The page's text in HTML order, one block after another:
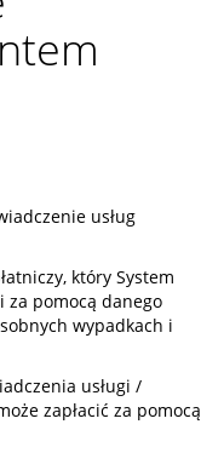
usług
który System
za pomocą danego
wypadkach i
usługi /
zapłacić za pomocą